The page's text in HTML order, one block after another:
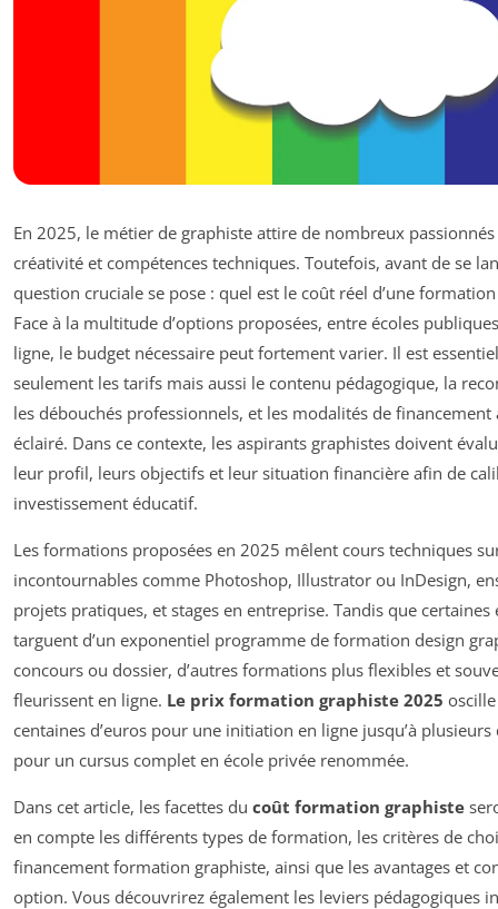
En 2025, le métier de graphiste attire de nombreux
créativité et compétences techniques. Toutefois, avant de se
question cruciale se pose : quel est le coût réel d’une
Face à la multitude d’options proposées, entre écoles
ligne, le budget nécessaire peut fortement varier. Il est
seulement les tarifs mais aussi le contenu pédagogique, la
les débouchés professionnels, et les modalités de
éclairé. Dans ce contexte, les aspirants graphistes doivent
leur profil, leurs objectifs et leur situation financière afin de
investissement éducatif.
Les formations proposées en 2025 mêlent cours techniques
incontournables comme Photoshop, Illustrator ou InDesign,
projets pratiques, et stages en entreprise. Tandis que certaines
targuent d’un exponentiel programme de formation design
concours ou dossier, d’autres formations plus flexibles et
fleurissent en ligne. Le prix formation graphiste 2025
centaines d’euros pour une initiation en ligne jusqu’à
pour un cursus complet en école privée renommée.
Dans cet article, les facettes du coût formation graphiste
en compte les différents types de formation, les critères de
financement formation graphiste, ainsi que les avantages et
option. Vous découvrirez également les leviers pédagogiques